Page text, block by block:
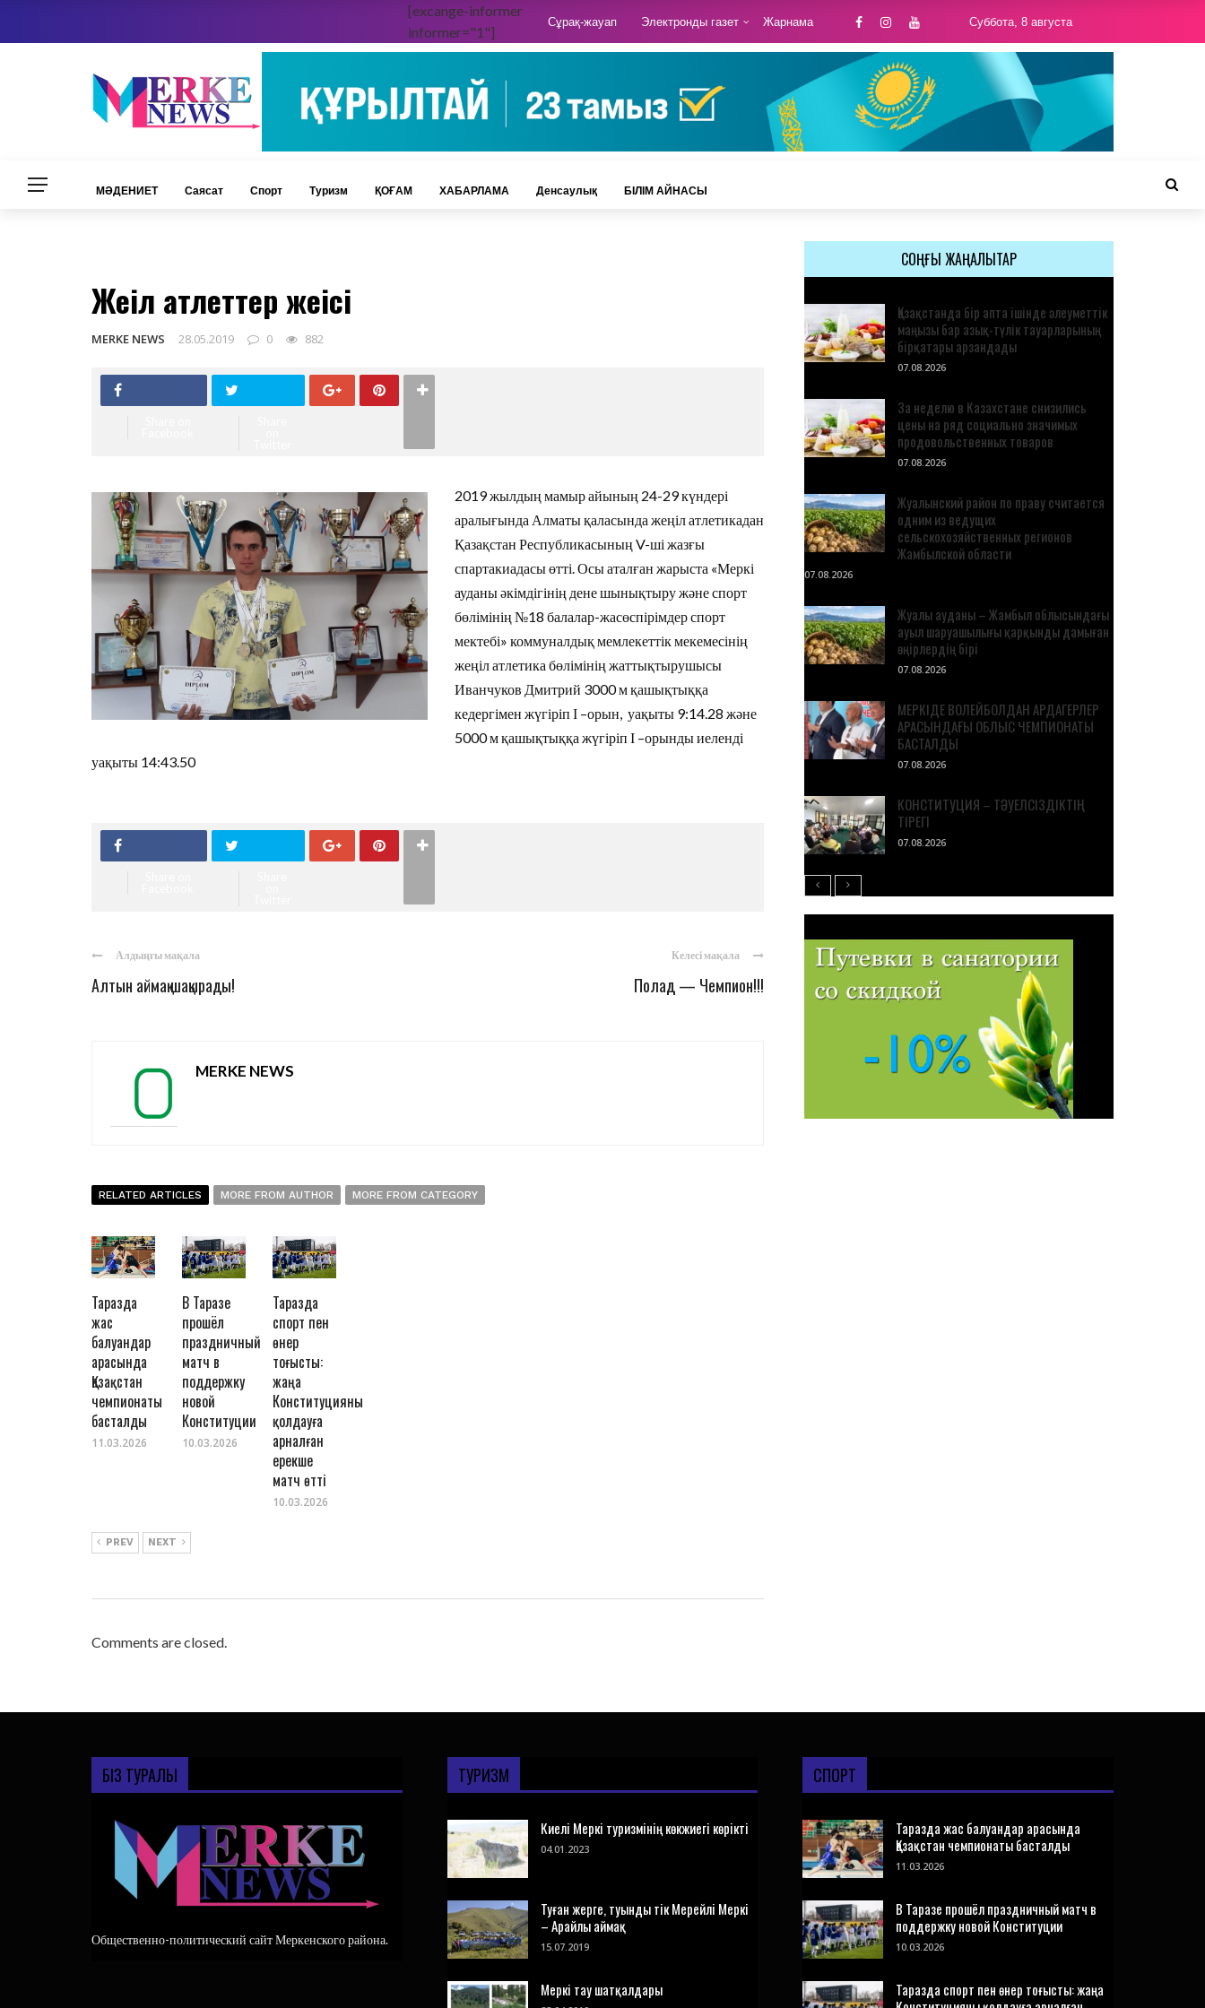
[excange-informer
informer="1"]
Сұрақ-жауап Электронды газет Жарнама Суббота, 8 августа
МӘДЕНИЕТ Саясат Спорт Туризм ҚОҒАМ ХАБАРЛАМА Денсаулық БІЛІМ АЙНАСЫ
Жеңіл атлеттер жеңісі
MERKE NEWS 28.05.2019 0 882
2019 жылдың мамыр айының 24-29 күндері
аралығында Алматы қаласында жеңіл атлетикадан
Қазақстан Республикасының V-ші жазғы
спартакиадасы өтті. Осы аталған жарыста «Меркі
ауданы әкімдігінің дене шынықтыру және спорт
бөлімінің №18 балалар-жасөспірімдер спорт
мектебі» коммуналдық мемлекеттік мекемесінің
жеңіл атлетика бөлімінің жаттықтырушысы
Иванчуков Дмитрий 3000 м қашықтыққа
кедергімен жүгіріп І –орын, уақыты 9:14.28 және
5000 м қашықтыққа жүгіріп І –орынды иеленді
уақыты 14:43.50
Алдыңғы мақала
Алтын аймақ шақырады!
Келесі мақала
Полад — Чемпион!!!
MERKE NEWS
RELATED ARTICLES MORE FROM AUTHOR MORE FROM CATEGORY
Таразда
жас
балуандар
арасында
Қазақстан
чемпионаты
басталды
11.03.2026
В Таразе
прошёл
праздничный
матч в
поддержку
новой
Конституции
10.03.2026
Таразда
спорт пен
өнер
тоғысты:
жаңа
Конституцияны
қолдауға
арналған
ерекше
матч өтті
10.03.2026
PREV NEXT
Comments are closed.
СОҢҒЫ ЖАҢАЛЫҚТАР
Қазақстанда бір апта ішінде әлеуметтік
маңызы бар азық-түлік тауарларының
бірқатары арзандады
07.08.2026
За неделю в Казахстане снизились
цены на ряд социально значимых
продовольственных товаров
07.08.2026
Жуалынский район по праву считается
одним из ведущих
сельскохозяйственных регионов
Жамбылской области
07.08.2026
Жуалы ауданы – Жамбыл облысындағы
ауыл шаруашылығы қарқынды дамыған
өңірлердің бірі
07.08.2026
МЕРКІДЕ ВОЛЕЙБОЛДАН АРДАГЕРЛЕР
АРАСЫНДАҒЫ ОБЛЫС ЧЕМПИОНАТЫ
БАСТАЛДЫ
07.08.2026
КОНСТИТУЦИЯ – ТӘУЕЛСІЗДІКТІҢ
ТІРЕГІ
07.08.2026
БІЗ ТУРАЛЫ
Общественно-политический сайт Меркенского района.
ТУРИЗМ
Киелі Меркі туризмінің көкжиегі көрікті
04.01.2023
Туған жерге, туынды тік Мерейлі Меркі
– Арайлы аймақ
15.07.2019
Меркі тау шатқалдары
СПОРТ
Таразда жас балуандар арасында
Қазақстан чемпионаты басталды
11.03.2026
В Таразе прошёл праздничный матч в
поддержку новой Конституции
10.03.2026
Таразда спорт пен өнер тоғысты: жаңа